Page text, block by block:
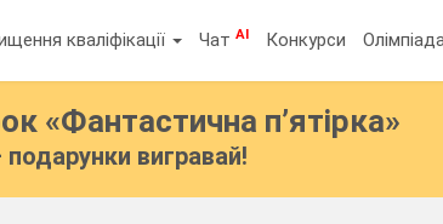
кваліфікації ЧатAI Конкурси Олімпіада
«Фантастична п’ятірка»
вигравай!